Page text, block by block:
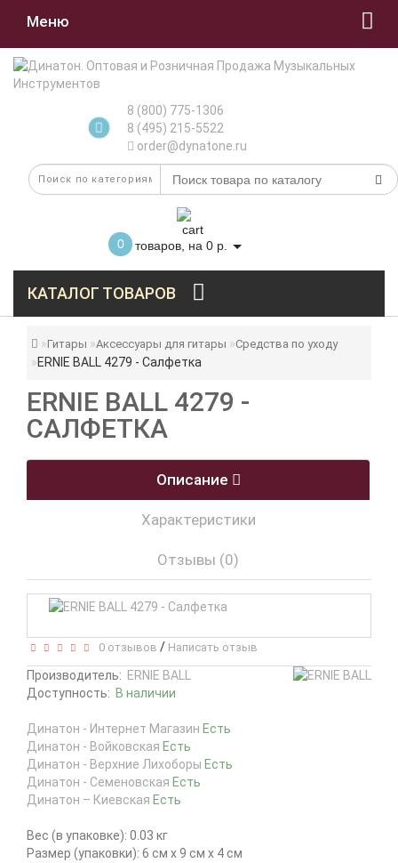
Меню
8 (800) 775-1306
8 (495) 215-5522
order@dynatone.ru
0 товаров, на 0 р.
КАТАЛОГ ТОВАРОВ
Гитары Аксессуары для гитары Средства по уходу
ERNIE BALL 4279 - Салфетка
ERNIE BALL 4279 -
САЛФЕТКА
Описание
Характеристики
Отзывы (0)
0 отзывов / Написать отзыв
Производитель: ERNIE BALL
Доступность: В наличии
Динатон - Интернет Магазин Есть
Динатон - Войковская Есть
Динатон - Верхние Лихоборы Есть
Динатон - Семеновская Есть
Динатон – Киевская Есть
Вес (в упаковке): 0.03 кг
Размер (упаковки): 6 см x 9 см x 4 см